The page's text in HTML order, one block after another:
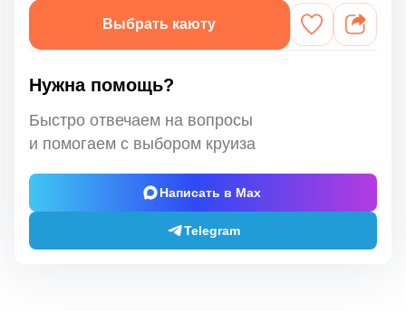
Выбрать каюту
Нужна помощь?
Быстро отвечаем на вопросы
и помогаем с выбором круиза
Написать в Max
Telegram